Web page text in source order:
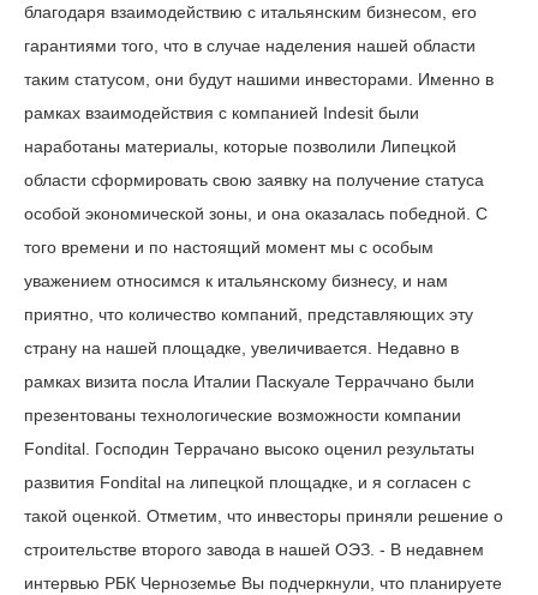
благодаря взаимодействию с итальянским бизнесом, его
гарантиями того, что в случае наделения нашей области
таким статусом, они будут нашими инвесторами. Именно в
рамках взаимодействия с компанией Indesit были
наработаны материалы, которые позволили Липецкой
области сформировать свою заявку на получение статуса
особой экономической зоны, и она оказалась победной. С
того времени и по настоящий момент мы с особым
уважением относимся к итальянскому бизнесу, и нам
приятно, что количество компаний, представляющих эту
страну на нашей площадке, увеличивается. Недавно в
рамках визита посла Италии Паскуале Терраччано были
презентованы технологические возможности компании
Fondital. Господин Террачано высоко оценил результаты
развития Fondital на липецкой площадке, и я согласен с
такой оценкой. Отметим, что инвесторы приняли решение о
строительстве второго завода в нашей ОЭЗ. - В недавнем
интервью РБК Черноземье Вы подчеркнули, что планируете